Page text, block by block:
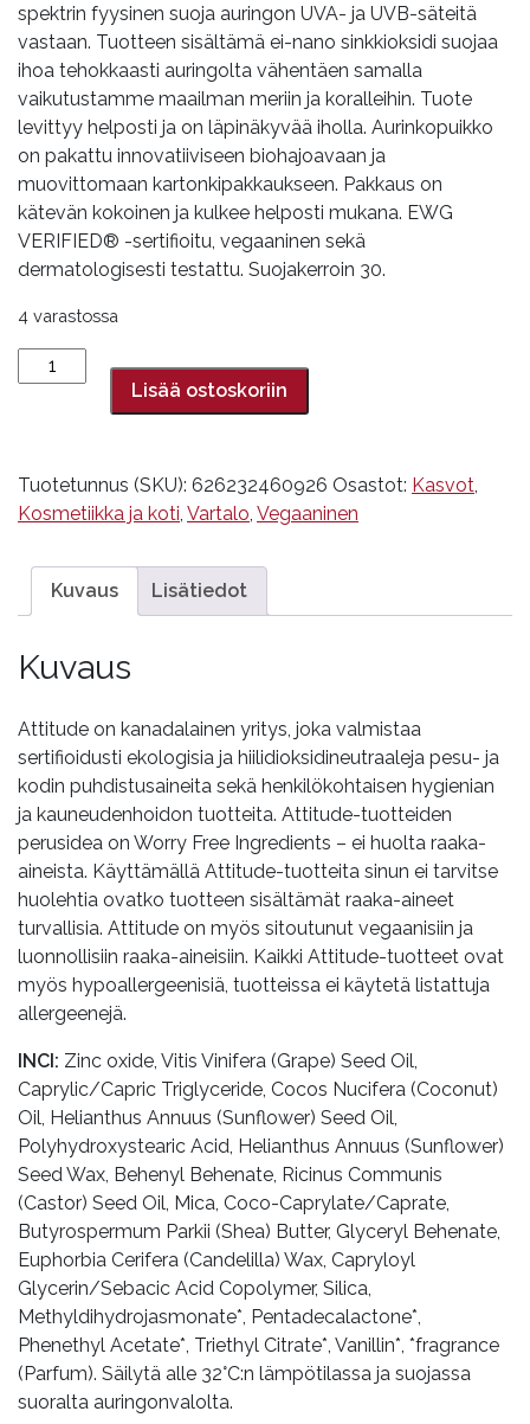
spektrin fyysinen suoja auringon UVA- ja UVB-säteitä
vastaan. Tuotteen sisältämä ei-nano sinkkioksidi suojaa
ihoa tehokkaasti auringolta vähentäen samalla
vaikutustamme maailman meriin ja koralleihin. Tuote
levittyy helposti ja on läpinäkyvää iholla. Aurinkopuikko
on pakattu innovatiiviseen biohajoavaan ja
muovittomaan kartonkipakkaukseen. Pakkaus on
kätevän kokoinen ja kulkee helposti mukana. EWG
VERIFIED® -sertifioitu, vegaaninen sekä
dermatologisesti testattu. Suojakerroin 30.
4 varastossa
Aurinkopuikko,
Orange
60
g,
Lisää ostoskoriin
Tuotetunnus (SKU): 626232460926 Osastot: Kasvot,
Kosmetiikka ja koti, Vartalo, Vegaaninen
Kuvaus Lisätiedot
Kuvaus
Attitude on kanadalainen yritys, joka valmistaa
sertifioidusti ekologisia ja hiilidioksidineutraaleja pesu- ja
kodin puhdistusaineita sekä henkilökohtaisen hygienian
ja kauneudenhoidon tuotteita. Attitude-tuotteiden
perusidea on Worry Free Ingredients – ei huolta raaka-
aineista. Käyttämällä Attitude-tuotteita sinun ei tarvitse
huolehtia ovatko tuotteen sisältämät raaka-aineet
turvallisia. Attitude on myös sitoutunut vegaanisiin ja
luonnollisiin raaka-aineisiin. Kaikki Attitude-tuotteet ovat
myös hypoallergeenisiä, tuotteissa ei käytetä listattuja
allergeenejä.
INCI: Zinc oxide, Vitis Vinifera (Grape) Seed Oil,
Caprylic/Capric Triglyceride, Cocos Nucifera (Coconut)
Oil, Helianthus Annuus (Sunflower) Seed Oil,
Polyhydroxystearic Acid, Helianthus Annuus (Sunflower)
Seed Wax, Behenyl Behenate, Ricinus Communis
(Castor) Seed Oil, Mica, Coco-Caprylate/Caprate,
Butyrospermum Parkii (Shea) Butter, Glyceryl Behenate,
Euphorbia Cerifera (Candelilla) Wax, Capryloyl
Glycerin/Sebacic Acid Copolymer, Silica,
Methyldihydrojasmonate*, Pentadecalactone*,
Phenethyl Acetate*, Triethyl Citrate*, Vanillin*, *fragrance
(Parfum). Säilytä alle 32°C:n lämpötilassa ja suojassa
suoralta auringonvalolta.